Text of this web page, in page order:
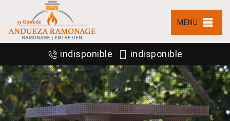
MENU
indisponible indisponible